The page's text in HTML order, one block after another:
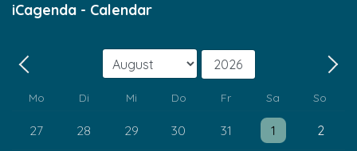
iCagenda - Calendar
Zurück - Monat
Jahr
Mo
Di Mi Do Fr Sa So
27 28 29 30 31
Einzelne Veranstaltung
1
Einzelne 2